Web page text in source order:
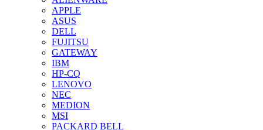
APPLE
ASUS
DELL
FUJITSU
GATEWAY
IBM
HP-CQ
LENOVO
NEC
MEDION
MSI
PACKARD BELL